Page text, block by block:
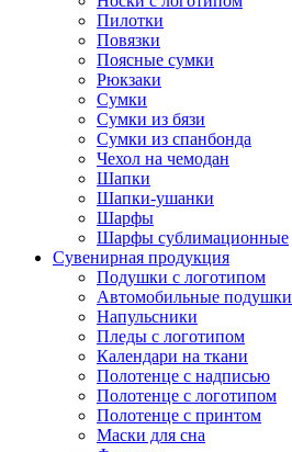
Пилотки
Повязки
Поясные сумки
Рюкзаки
Сумки
Сумки из бязи
Сумки из спанбонда
Чехол на чемодан
Шапки
Шапки-ушанки
Шарфы
Шарфы сублимационные
Сувенирная продукция
Подушки с логотипом
Автомобильные подушки
Напульсники
Пледы с логотипом
Календари на ткани
Полотенце с надписью
Полотенце с логотипом
Полотенце с принтом
Маски для сна